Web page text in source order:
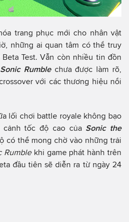
trang phục mới cho nhân vật
những ai quan tâm có thể truy
Test. Vẫn còn nhiều tin đồn
Sonic Rumble chưa được làm rõ,
với các thương hiệu nổi
lối chơi battle royale không bạo
cảnh tốc độ cao của Sonic the
có thể mong chờ vào những trải
Rumble khi game phát hành trên
đầu tiên sẽ diễn ra từ ngày 24